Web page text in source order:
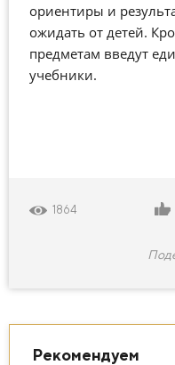
ориентиры и
ожидать от детей.
предметам введут
учебники.
1864
Рекомендуем